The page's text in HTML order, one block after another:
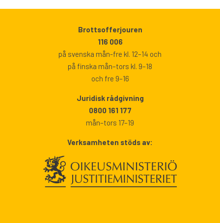
Brottsofferjouren
116 006
på svenska mån-fre kl. 12–14 och
på finska mån–tors kl. 9–18
och fre 9–16
Juridisk rådgivning
0800 161 177
mån–tors 17–19
Verksamheten stöds av: